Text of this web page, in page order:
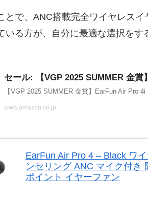
とで、ANC搭載完全ワイヤレス
いる方が、自分に最適な選択をす
EarFun Air Pro 4 – Black ワ
ンセリング ANC マイク付き
ポイント イヤーファン